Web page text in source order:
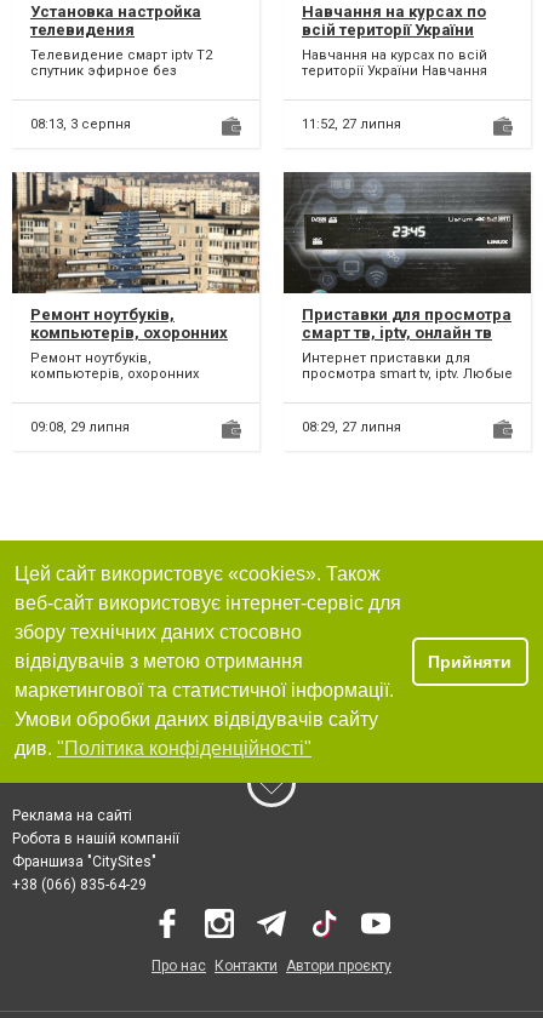
Установка настройка
телевидения
Телевидение смарт iptv T2
спутник эфирное без
настройка ремонт прошивка
тюнера з...
08:13, 3 серпня
Навчання на курсах по
всій території України
Навчання на курсах по всій
території України Навчання
екстернат по всій тери...
11:52, 27 липня
Ремонт ноутбуків,
компьютерів, охоронних
систем,
відеоспостереження,
телебачення, антен
Ремонт ноутбуків,
компьютерів, охоронних
супутникового телебачення,
побу...
09:08, 29 липня
Приставки для просмотра
смарт тв, iptv, онлайн тв
Интернет приставки для
просмотра smart tv, iptv. Любые
онлайн тв, любые каналы...
08:29, 27 липня
Цей сайт використовує «cookies». Також
веб-сайт використовує інтернет-сервіс для
збору технічних даних стосовно
відвідувачів з метою отримання
маркетингової та статистичної інформації.
Умови обробки даних відвідувачів сайту
див. "Політика конфіденційності"
Прийняти
Реклама на сайті
Робота в нашій компанії
Франшиза "CitySites"
+38 (066) 835-64-29
Про нас Контакти Автори проєкту